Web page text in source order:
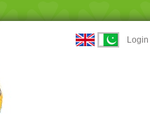
Login